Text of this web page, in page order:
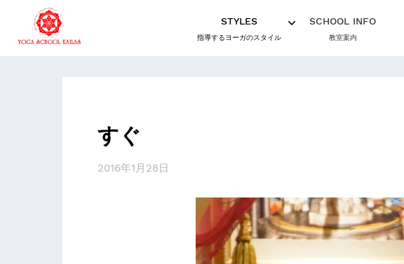
STYLES
指導するヨーガのスタイル
SCHOOL INFO
教室案内
すぐ
2016年1月28日